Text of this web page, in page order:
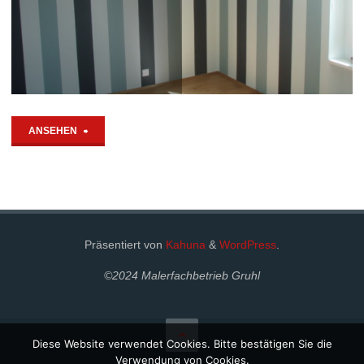
ANSEHEN "Innenraumgestaltung
Präsentiert von Kahuna & WordPress.
©2024 Malerfachbetrieb Gruhl
Diese Website verwendet Cookies. Bitte bestätigen Sie die
Verwendung von Cookies.